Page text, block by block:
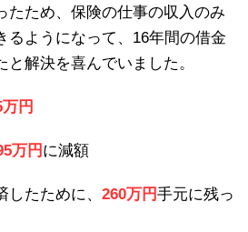
たため、保険の仕事の収入のみ
るようになって、16年間の借金
解決を喜んでいました。
円
万円 に減額
たために、 260万円手元に残っ